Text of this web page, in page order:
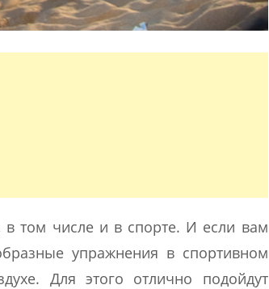
в том числе и в спорте. И если вам
упражнения в спортивном
Для этого отлично подойдут